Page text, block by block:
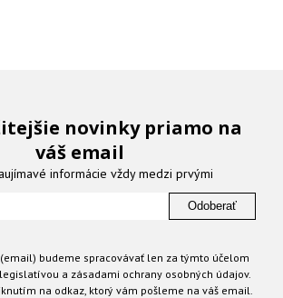
novinky priamo na
váš email
informácie vždy medzi prvými
Odoberať
budeme spracovávať len za týmto účelom
a zásadami ochrany osobných údajov.
na odkaz, ktorý vám pošleme na váš email.